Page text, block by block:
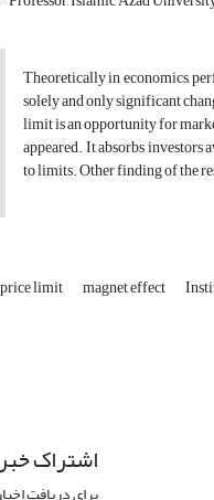
Theoretically in economics,
solely and only significant
limit is an opportunity for
appeared. It absorbs
to limits. Other finding of the
price limit magnet effect
اشتراک